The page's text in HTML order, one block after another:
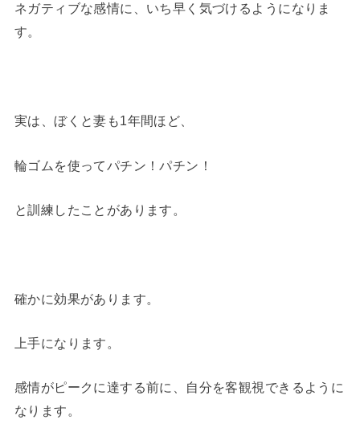
ネガティブな感情に、いち早く気づけるようになりま
す。
実は、ぼくと妻も1年間ほど、
輪ゴムを使ってパチン！パチン！
と訓練したことがあります。
確かに効果があります。
上手になります。
感情がピークに達する前に、自分を客観視できるように
なります。